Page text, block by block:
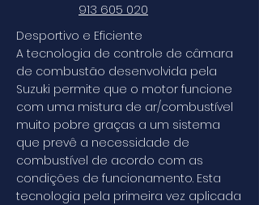
913 605 020
Desportivo e Eficiente
A tecnologia de controle de câmara
de combustão desenvolvida pela
Suzuki permite que o motor funcione
com uma mistura de ar/combustível
muito pobre graças a um sistema
que prevê a necessidade de
combustível de acordo com as
condições de funcionamento. Esta
tecnologia pela primeira vez aplicada